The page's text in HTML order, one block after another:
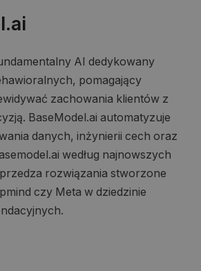
AI dedykowany
pomagający
zachowania klientów z
BaseModel.ai automatyzuje
danych, inżynierii cech oraz
według najnowszych
rozwiązania stworzone
czy Meta w dziedzinie